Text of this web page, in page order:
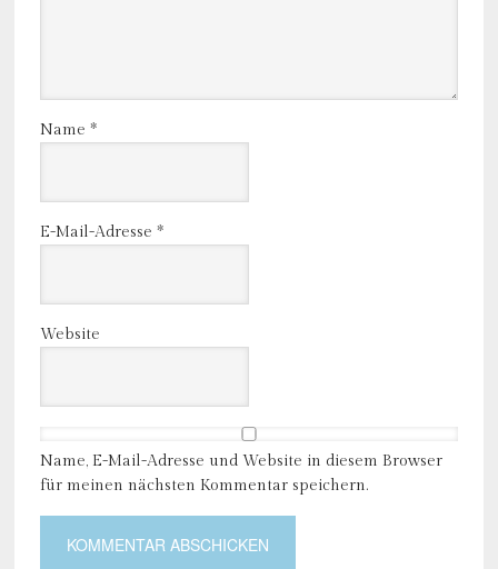
Name *
E-Mail-Adresse *
Website
Name, E-Mail-Adresse und Website in diesem Browser
für meinen nächsten Kommentar speichern.